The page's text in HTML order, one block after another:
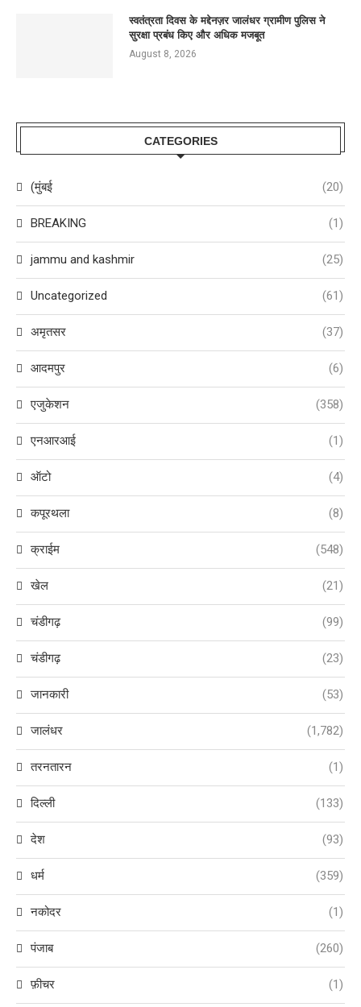
स्वतंत्रता दिवस के मद्देनज़र जालंधर ग्रामीण पुलिस ने
सुरक्षा प्रबंध किए और अधिक मजबूत
August 8, 2026
CATEGORIES
(मुंबई (20)
BREAKING (1)
jammu and kashmir (25)
Uncategorized (61)
अमृतसर (37)
आदमपुर (6)
एजुकेशन (358)
एनआरआई (1)
ऑटो (4)
कपूरथला (8)
क्राईम (548)
खेल (21)
चंडीगढ़ (99)
चंडीगढ़ (23)
जानकारी (53)
जालंधर (1,782)
तरनतारन (1)
दिल्ली (133)
देश (93)
धर्म (359)
नकोदर (1)
पंजाब (260)
फ़ीचर (1)